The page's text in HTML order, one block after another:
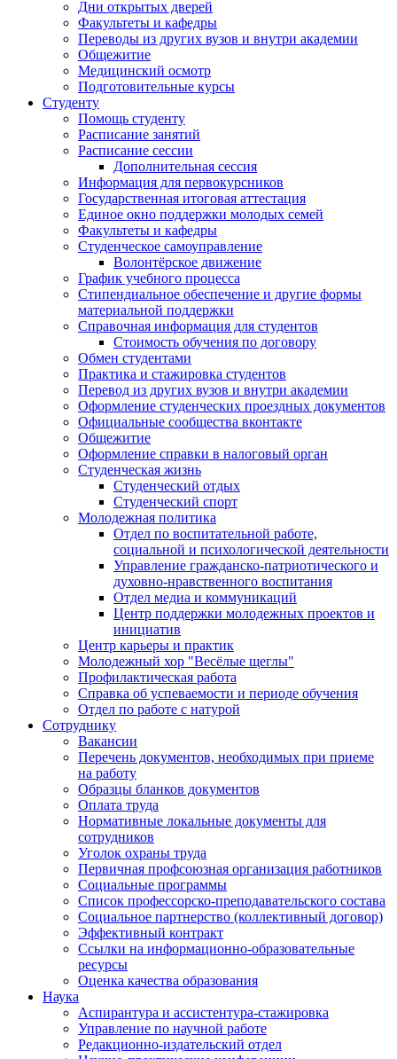
Дни открытых дверей
Факультеты и кафедры
Переводы из других вузов и внутри академии
Общежитие
Медицинский осмотр
Подготовительные курсы
Студенту
Помощь студенту
Расписание занятий
Расписание сессии
Дополнительная сессия
Информация для первокурсников
Государственная итоговая аттестация
Единое окно поддержки молодых семей
Факультеты и кафедры
Студенческое самоуправление
Волонтёрское движение
График учебного процесса
Стипендиальное обеспечение и другие формы
материальной поддержки
Справочная информация для студентов
Cтоимость обучения по договору
Обмен студентами
Практика и стажировка студентов
Перевод из других вузов и внутри академии
Оформление студенческих проездных документов
Официальные сообщества вконтакте
Общежитие
Оформление справки в налоговый орган
Студенческая жизнь
Студенческий отдых
Студенческий спорт
Молодежная политика
Отдел по воспитательной работе,
социальной и психологической деятельности
Управление гражданско-патриотического и
духовно-нравственного воспитания
Отдел медиа и коммуникаций
Центр поддержки молодежных проектов и
инициатив
Центр карьеры и практик
Молодежный хор "Весёлые щеглы"
Профилактическая работа
Справка об успеваемости и периоде обучения
Отдел по работе с натурой
Сотруднику
Вакансии
Перечень документов, необходимых при приеме
на работу
Образцы бланков документов
Оплата труда
Нормативные локальные документы для
сотрудников
Уголок охраны труда
Первичная профсоюзная организация работников
Социальные программы
Список профессорско-преподавательского состава
Социальное партнерство (коллективный договор)
Эффективный контракт
Ссылки на информационно-образовательные
ресурсы
Оценка качества образования
Наука
Аспирантура и ассистентура-стажировка
Управление по научной работе
Редакционно-издательский отдел